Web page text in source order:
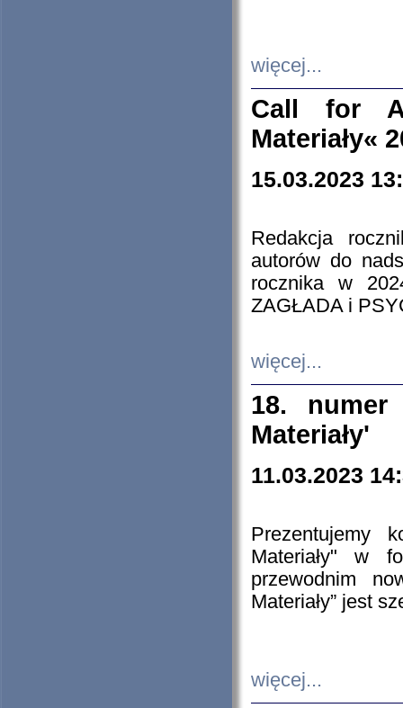
więcej...
Call for
Materiały«
15.03.2023
Redakcja
autorów do
rocznika w
ZAGŁADA i
więcej...
18. numer
Materiały'
11.03.2023
Prezentujemy
Materiały" w
przewodnim
Materiały” jest
więcej...